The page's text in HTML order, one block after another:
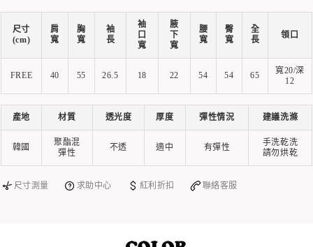
尺寸
(cm)
肩
寬
胸
寬
袖
長
袖
口
寬
腋
下
寬
腰
寬
臀
寬
全
長
領口
FREE 40 55 26.5 18 22 54 54 65
寬20/深
12
產地 材質 透光度 厚度 彈性情況 建議洗滌
韓國
聚酯混
彈性
不透 適中 有彈性
手洗乾洗
請勿烘乾
尺寸測量 求助中心 紅利折扣 聯絡客服